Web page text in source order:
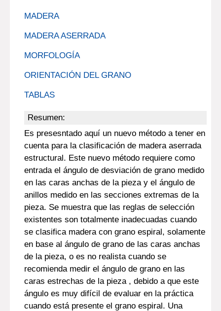
MADERA
MADERA ASERRADA
MORFOLOGÍA
ORIENTACIÓN DEL GRANO
TABLAS
Resumen:
Es presesntado aquí un nuevo método a tener en
cuenta para la clasificación de madera aserrada
estructural. Este nuevo método requiere como
entrada el ángulo de desviación de grano medido
en las caras anchas de la pieza y el ángulo de
anillos medido en las secciones extremas de la
pieza. Se muestra que las reglas de selección
existentes son totalmente inadecuadas cuando
se clasifica madera con grano espiral, solamente
en base al ángulo de grano de las caras anchas
de la pieza, o es no realista cuando se
recomienda medir el ángulo de grano en las
caras estrechas de la pieza , debido a que este
ángulo es muy difícil de evaluar en la práctica
cuando está presente el grano espiral. Una